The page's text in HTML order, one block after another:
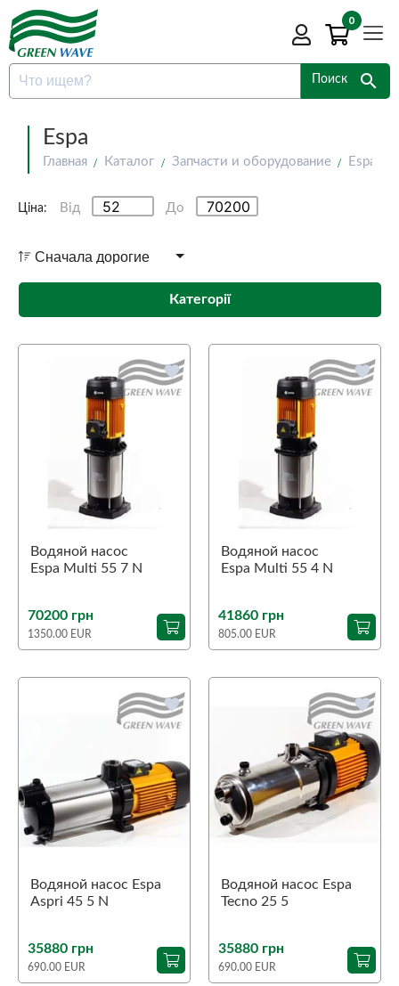
0
Поиск search
Espa
Главная Каталог Запчасти и оборудование Espa
Ціна: Від До
Категорії
favorite
Водяной насос
Espa Multi 55 7 N
70200 грн
1350.00 EUR
favorite
Водяной насос
Espa Multi 55 4 N
41860 грн
805.00 EUR
favorite
Водяной насос Espa
Aspri 45 5 N
35880 грн
690.00 EUR
favorite
Водяной насос Espa
Tecno 25 5
35880 грн
690.00 EUR